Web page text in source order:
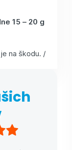
15 – 20 g
na škodu. /